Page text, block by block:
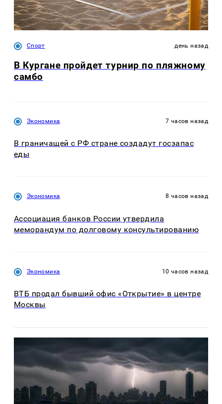
Спорт день назад
В Кургане пройдет турнир по пляжному
самбо
Экономика 7 часов назад
В граничащей с РФ стране создадут госзапас
еды
Экономика 8 часов назад
Ассоциация банков России утвердила
меморандум по долговому консультированию
Экономика 10 часов назад
ВТБ продал бывший офис «Открытие» в центре
Москвы